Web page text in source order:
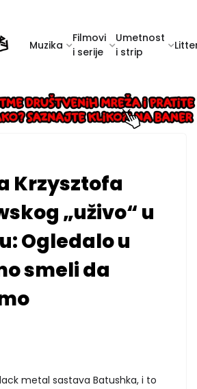
Muzika
Filmovi
i serije
Umetnost
i strip
Krzysztofa
„uživo“ u
Ogledalo u
smeli da
metal sastava Batushka, i to